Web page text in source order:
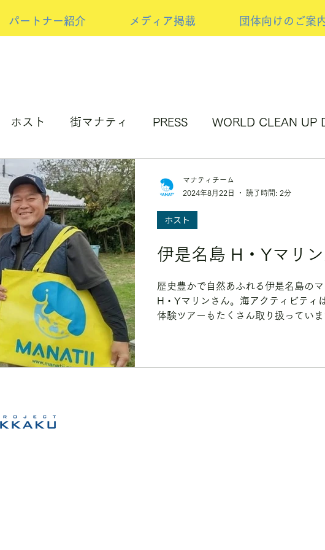
パートナー紹介 メディア掲載 団体向けのご案
ホスト 街マナティ PRESS WORLD CLEAN UP
ップサイクルの取り組み
伊是名島 H・Yマ
歴史豊かで自然あふれる伊是名島の
H・Yマリンさん。海アクティビティ
体験ツアーもたくさん取り扱っていま
ホスト
マナティチーム
2024年8月22日
読了時間: 2分